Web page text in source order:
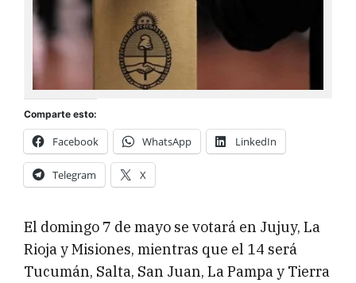
Comparte esto:
Facebook WhatsApp LinkedIn
Telegram X
El domingo 7 de mayo se votará en Jujuy, La
Rioja y Misiones, mientras que el 14 será
Tucumán, Salta, San Juan, La Pampa y Tierra